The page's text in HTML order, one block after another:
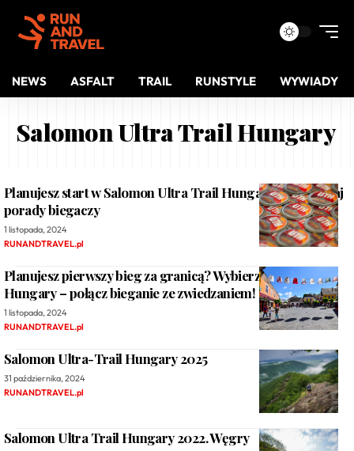
NEWS ASFALT TRAIL RUNSTYLE WYWIADY
Salomon Ultra Trail Hungary
Planujesz start w Salomon Ultra Trail Hungary? Przeczytaj
porady biegaczy
1 listopada, 2024
RUNANDTRAVEL.pl
Planujesz pierwszy bieg za granicą? Wybierz Ultra Trail
Hungary – połącz bieganie ze zwiedzaniem!
1 listopada, 2024
RUNANDTRAVEL.pl
Salomon Ultra-Trail Hungary 2025
31 października, 2024
RUNANDTRAVEL.pl
Salomon Ultra Trail Hungary 2022. Węgry